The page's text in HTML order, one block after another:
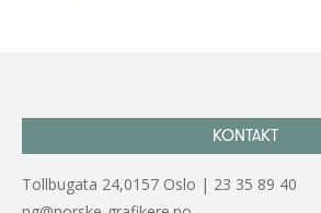
KONTAKT
Tollbugata 24,0157 Oslo | 23 35 89 40